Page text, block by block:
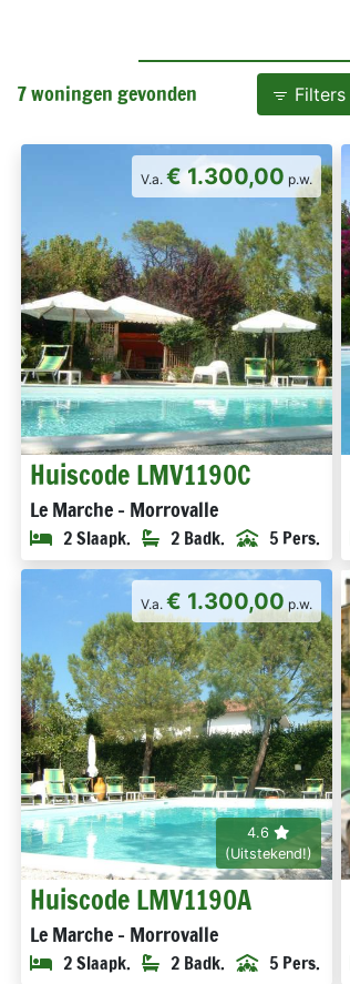
7 woningen gevonden Filters
V.a. € 1.300,00 p.w.
Huiscode LMV1190C
Le Marche - Morrovalle
2 Slaapk. 2 Badk. 5 Pers.
V.a. € 1.300,00 p.w.
4.6
(Uitstekend!)
Huiscode LMV1190A
Le Marche - Morrovalle
2 Slaapk. 2 Badk. 5 Pers.